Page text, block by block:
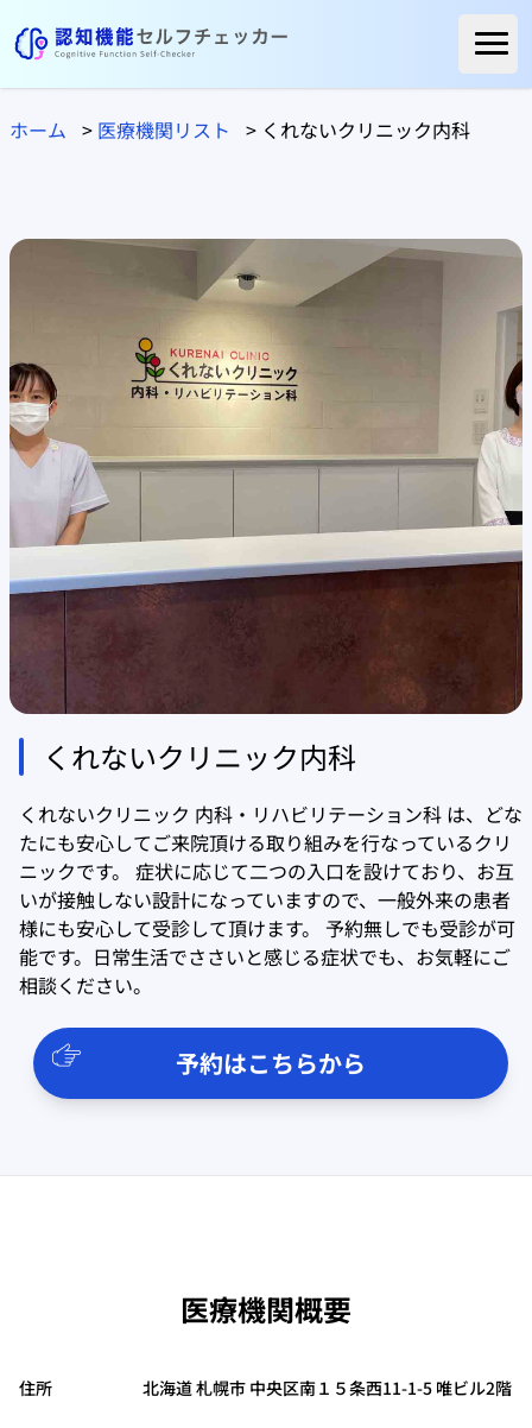
ホーム
ご利用者様の声
医療機関リスト
ホーム > 医療機関リスト > くれないクリニック内科
くれないクリニック内科
くれないクリニック 内科・リハビリテーション科 は、どな
たにも安心してご来院頂ける取り組みを行なっているクリ
ニックです。 症状に応じて二つの入口を設けており、お互
いが接触しない設計になっていますので、一般外来の患者
様にも安心して受診して頂けます。 予約無しでも受診が可
能です。日常生活でささいと感じる症状でも、お気軽にご
相談ください。
予約はこちらから
医療機関概要
住所 北海道 札幌市 中央区南１５条西11-1-5 唯ビル2階